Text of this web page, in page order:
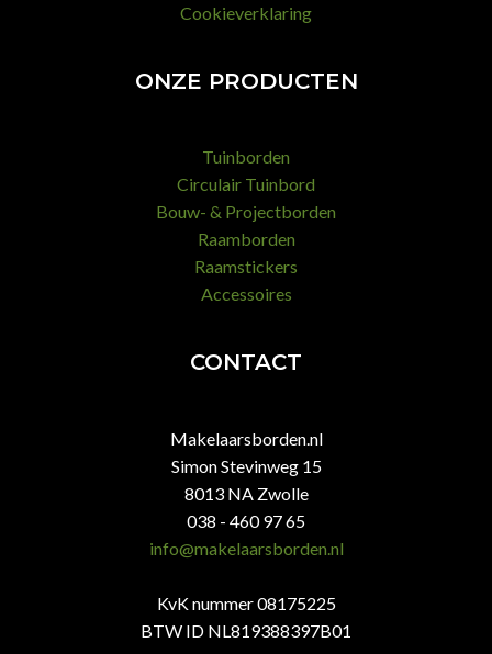
Cookieverklaring
ONZE PRODUCTEN
Tuinborden
Circulair Tuinbord
Bouw- & Projectborden
Raamborden
Raamstickers
Accessoires
CONTACT
Makelaarsborden.nl
Simon Stevinweg 15
8013 NA Zwolle
038 - 460 97 65
info@makelaarsborden.nl
KvK nummer 08175225
BTW ID NL819388397B01